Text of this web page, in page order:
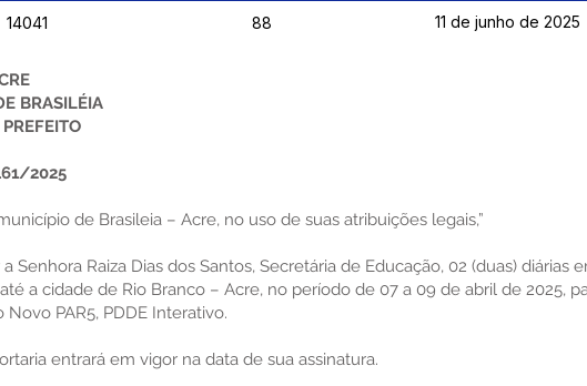
14041 88 11 de junho de 2025
BRASILÉIA
2025
de Brasileia – Acre, no uso de suas atribuições legais,”
Senhora Raiza Dias dos Santos, Secretária de Educação, 02 (duas) diárias
a cidade de Rio Branco – Acre, no período de 07 a 09 de abril de 2025,
Novo PAR5, PDDE Interativo.
entrará em vigor na data de sua assinatura.